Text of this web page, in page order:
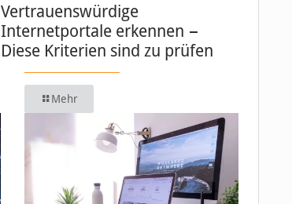
Vertrauenswürdige
Internetportale erkennen −
Diese Kriterien sind zu prüfen
Mehr